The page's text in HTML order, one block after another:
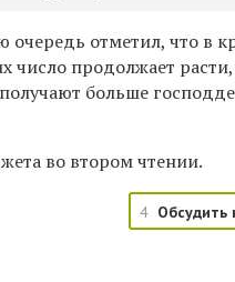
очередь отметил, что в
число продолжает
больше
во втором чтении.
4 Обсудить